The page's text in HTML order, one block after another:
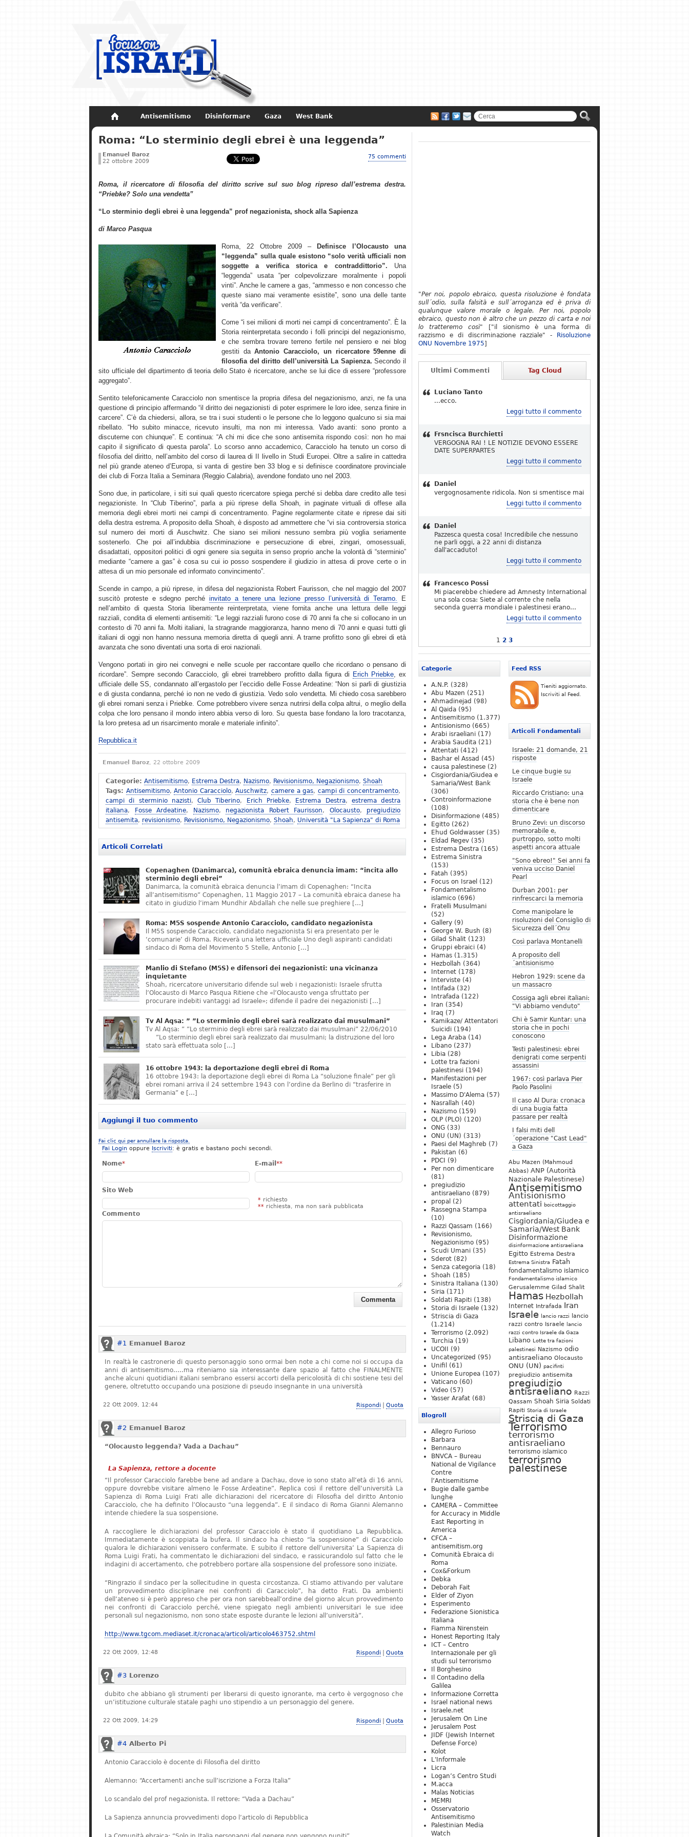
Antisemitismo Disinformare Gaza West Bank
Non dimenticare Storia di Israele
Roma: “Lo sterminio degli ebrei è una leggenda”
Emanuel Baroz
22 ottobre 2009
75 commenti
Roma, il ricercatore di filosofia del diritto scrive sul suo blog ripreso dall’estrema destra.
“Priebke? Solo una vendetta”
“Lo sterminio degli ebrei è una leggenda” prof negazionista, shock alla Sapienza
di Marco Pasqua
Roma, 22 Ottobre 2009 –
Definisce l’Olocausto una
“leggenda” sulla quale esistono “solo verità ufficiali non
soggette a verifica storica e contraddittorio”. Una
“leggenda” usata “per colpevolizzare moralmente i popoli
vinti”. Anche le camere a gas, “ammesso e non concesso che
queste siano mai veramente esistite”, sono una delle tante
verità “da verificare”.
Come “i sei milioni di morti nei campi di concentramento”. È la
Storia reinterpretata secondo i folli principi del negazionismo,
e che sembra trovare terreno fertile nel pensiero e nei blog
gestiti daAntonio Caracciolo, un ricercatore 59enne di
filosofia del diritto dell’università La Sapienza. Secondo il
sito ufficiale del dipartimento di teoria dello Stato è ricercatore, anche se lui dice di essere “professore
aggregato”.
Sentito telefonicamente Caracciolo non smentisce la propria difesa del negazionismo, anzi, ne fa una
questione di principio affermando “il diritto dei negazionisti di poter esprimere le loro idee, senza finire in
carcere”. C’è da chiedersi, allora, se tra i suoi studenti o le persone che lo leggono qualcuno si sia mai
ribellato. “Ho subito minacce, ricevuto insulti, ma non mi interessa. Vado avanti: sono pronto a
discuterne con chiunque”. E continua: “A chi mi dice che sono antisemita rispondo così: non ho mai
capito il significato di questa parola”. Lo scorso anno accademico, Caracciolo ha tenuto un corso di
filosofia del diritto, nell’ambito del corso di laurea di II livello in Studi Europei. Oltre a salire in cattedra
nel più grande ateneo d’Europa, si vanta di gestire ben 33 blog e si definisce coordinatore provinciale
dei club di Forza Italia a Seminara (Reggio Calabria), avendone fondato uno nel 2003.
Sono due, in particolare, i siti sui quali questo ricercatore spiega perché si debba dare credito alle tesi
negazioniste. In “Club Tiberino”, parla a più riprese della Shoah, in paginate virtuali di offese alla
memoria degli ebrei morti nei campi di concentramento. Pagine regolarmente citate e riprese dai siti
della destra estrema. A proposito della Shoah, è disposto ad ammettere che “vi sia controversia storica
sul numero dei morti di Auschwitz. Che siano sei milioni nessuno sembra più voglia seriamente
sostenerlo. Che poi all’indubbia discriminazione e persecuzione di ebrei, zingari, omosessuali,
disadattati, oppositori politici di ogni genere sia seguita in senso proprio anche la volontà di “sterminio”
mediante “camere a gas” è cosa su cui io posso sospendere il giudizio in attesa di prove certe o in
attesa di un mio personale ed informato convincimento”.
Scende in campo, a più riprese, in difesa del negazionista Robert Faurisson, che nel maggio del 2007
suscitò proteste e sdegno perché invitato a tenere una lezione presso l’università di Teramo. E
nell’ambito di questa Storia liberamente reinterpretata, viene fornita anche una lettura delle leggi
razziali, condita di elementi antisemiti: “Le leggi razziali furono cose di 70 anni fa che si collocano in un
contesto di 70 anni fa. Molti italiani, la stragrande maggioranza, hanno meno di 70 anni e quasi tutti gli
italiani di oggi non hanno nessuna memoria diretta di quegli anni. A trarne profitto sono gli ebrei di età
avanzata che sono diventati una sorta di eroi nazionali.
Vengono portati in giro nei convegni e nelle scuole per raccontare quello che ricordano o pensano di
ricordare”. Sempre secondo Caracciolo, gli ebrei trarrebbero profitto dalla figura di Erich Priebke, ex
ufficiale delle SS, condannato all’ergastolo per l’eccidio delle Fosse Ardeatine: “Non si parli di giustizia
e di giusta condanna, perché io non ne vedo di giustizia. Vedo solo vendetta. Mi chiedo cosa sarebbero
gli ebrei romani senza i Priebke. Come potrebbero vivere senza nutrirsi della colpa altrui, o meglio della
colpa che loro pensano il mondo intero abbia verso di loro. Su questa base fondano la loro tracotanza,
la loro pretesa ad un risarcimento morale e materiale infinito”.
Repubblica.it
Emanuel Baroz, 22 ottobre 2009
Categorie: Antisemitismo, Estrema Destra, Nazismo, Revisionismo, Negazionismo, Shoah
Tags: Antisemitismo,Antonio Caracciolo,Auschwitz,camere a gas, campi di concentramento,
campi di sterminio nazisti,Club Tiberino, Erich Priebke, Estrema Destra, estrema destra
italiana, Fosse Ardeatine, Nazismo, negazionista Robert Faurisson, Olocausto, pregiudizio
antisemita, revisionismo, Revisionismo, Negazionismo, Shoah, Università "La Sapienza" di Roma
Articoli Correlati
Copenaghen (Danimarca), comunità ebraica denuncia imam: “incita allo
sterminio degli ebrei”
Danimarca, la comunità ebraica denuncia l’imam di Copenaghen: “Incita
all’antisemitismo” Copenaghen, 11 Maggio 2017 – La comunità ebraica danese ha
citato in giudizio l’imam Mundhir Abdallah che nelle sue preghiere […]
Roma: M5S sospende Antonio Caracciolo, candidato negazionista
Il M5S sospende Caracciolo, candidato negazionista Si era presentato per le
‘comunarie’ di Roma. Riceverà una lettera ufficiale Uno degli aspiranti candidati
sindaco di Roma del Movimento 5 Stelle, Antonio […]
Manlio di Stefano (M5S) e difensori dei negazionisti: una vicinanza
inquietante
Shoah, ricercatore universitario difende sul web i negazionisti: Israele sfrutta
l’Olocausto di Marco Pasqua Ritiene che «l’Olocausto venga sfruttato per
procurare indebiti vantaggi ad Israele»; difende il padre dei negazionisti […]
Tv Al Aqsa: ” ”Lo sterminio degli ebrei sarà realizzato dai musulmani”
Tv Al Aqsa: ” ”Lo sterminio degli ebrei sarà realizzato dai musulmani” 22/06/2010
”Lo sterminio degli ebrei sarà realizzato dai musulmani; la distruzione del loro
stato sarà effettuata solo […]
16 ottobre 1943: la deportazione degli ebrei di Roma
16 ottobre 1943: la deportazione degli ebrei di Roma La “soluzione finale” per gli
ebrei romani arriva il 24 settembre 1943 con l’ordine da Berlino di “trasferire in
Germania” e […]
Aggiungi il tuo commento
Fai clic qui per annullare la risposta.
Fai Login oppure Iscriviti: è gratis e bastano pochi secondi.
Nome* E-mail **
Sito Web
* richiesto
** richiesta, ma non sarà pubblicata
Commento
#1 Emanuel Baroz
In realtà le castronerie di questo personaggio sono ormai ben note a chi come noi si occupa da
anni di antisemitismo…..ma riteniamo sia interessante dare spazio al fatto che FINALMENTE
anche alcuni quotidiani italiani sembrano essersi accorti della pericolosità di chi sostiene tesi del
genere, oltretutto occupando una posizione di pseudo insegnante in una università
22 Ott 2009, 12:44 Rispondi Quota
#2 Emanuel Baroz
“Olocausto leggenda? Vada a Dachau”
La Sapienza, rettore a docente
“Il professor Caracciolo farebbe bene ad andare a Dachau, dove io sono stato all’età di 16 anni,
oppure dovrebbe visitare almeno le Fosse Ardeatine”. Replica così il rettore dell’università La
Sapienza di Roma Luigi Frati alle dichiarazioni del ricercatore di Filosofia del diritto Antonio
Caracciolo, che ha definito l’Olocausto “una leggenda”. E il sindaco di Roma Gianni Alemanno
intende chiedere la sua sospensione.
A raccogliere le dichiarazioni del professor Caracciolo è stato il quotidiano La Repubblica.
Immediatamente è scoppiata la bufera. Il sindaco ha chiesto “la sospensione” di Caracciolo
qualora le dichiarazioni venissero confermate. E subito il rettore dell’universita’ La Sapienza di
Roma Luigi Frati, ha commentato le dichiarazioni del sindaco, e rassicurandolo sul fatto che le
indagini di accertamento, che potrebbero portare alla sospensione del professore sono iniziate.
“Ringrazio il sindaco per la sollecitudine in questa circostanza. Ci stiamo attivando per valutare
un provvedimento disciplinare nei confronti di Caracciolo”, ha detto Frati. Da ambienti
dell’ateneo si è però appreso che per ora non sarebbeall’ordine del giorno alcun provvedimento
nei confronti di Caracciolo perché, viene spiegato negli ambienti universitari le sue idee
personali sul negazionismo, non sono state esposte durante le lezioni all’università”.
http://www.tgcom.mediaset.it/cronaca/articoli/articolo463752.shtml
22 Ott 2009, 12:48 Rispondi Quota
#3 Lorenzo
dubito che abbiano gli strumenti per liberarsi di questo ignorante, ma certo è vergognoso che
un’istituzione culturale statale paghi uno stipendio a un personaggio del genere.
22 Ott 2009, 14:29 Rispondi Quota
#4 Alberto Pi
Antonio Caracciolo è docente di Filosofia del diritto
Alemanno: “Accertamenti anche sull’iscrizione a Forza Italia”
Lo scandalo del prof negazionista. Il rettore: “Vada a Dachau”
La Sapienza annuncia provvedimenti dopo l’articolo di Repubblica
"Per noi, popolo ebraico, questa risoluzione è fondata
sull´odio, sulla falsità e sull´arroganza ed è priva di
qualunque valore morale o legale. Per noi, popolo
ebraico, questo non è altro che un pezzo di carta e noi
lo tratteremo così" ["il sionismo è una forma di
razzismo e di discriminazione razziale" -
Risoluzione
ONU Novembre 1975]
Ultimi Commenti Tag Cloud
Luciano Tanto
...ecco.
Leggi tutto il commento
Frsncisca Burchietti
VERGOGNA RAI ! LE NOTIZIE DEVONO ESSERE
DATE SUPERPARTES
Leggi tutto il commento
Daniel
vergognosamente ridicola. Non si smentisce mai
Leggi tutto il commento
Daniel
Pazzesca questa cosa! Incredibile che nessuno
ne parli oggi, a 22 anni di distanza
dall'accaduto!
Leggi tutto il commento
Francesco Possi
Mi piacerebbe chiedere ad Amnesty International
una sola cosa: Siete al corrente che nella
seconda guerra mondiale i palestinesi erano…
Leggi tutto il commento
1 2 3
Feed RSS
Tieniti aggiornato.
Iscriviti al Feed.
Articoli Fondamentali
Israele: 21 domande, 21
risposte
Le cinque bugie su
Israele
Riccardo Cristiano: una
storia che è bene non
dimenticare
Bruno Zevi: un discorso
memorabile e,
purtroppo, sotto molti
aspetti ancora attuale
"Sono ebreo!" Sei anni fa
veniva ucciso Daniel
Pearl
Durban 2001: per
rinfrescarci la memoria
Come manipolare le
risoluzioni del Consiglio di
Sicurezza dell´Onu
Così parlava Montanelli
A proposito dell
´antisionismo
Hebron 1929: scene da
un massacro
Cossiga agli ebrei italiani:
"Vi abbiamo venduto"
Chi è Samir Kuntar: una
storia che in pochi
conoscono
Testi palestinesi: ebrei
denigrati come serpenti
assassini
1967: così parlava Pier
Paolo Pasolini
Il caso Al Dura: cronaca
di una bugia fatta
passare per realtà
I falsi miti dell
´operazione "Cast Lead"
a Gaza
Abu Mazen (Mahmoud
Abbas) ANP (Autorità
Nazionale Palestinese)
Antisemitismo
Antisionismo
attentati boicottaggio
antisraeliano
Cisgiordania/Giudea e
Samaria/West Bank
Disinformazione
disinformazione antisraeliana
Egitto Estrema Destra
Estrema Sinistra Fatah
fondamentalismo islamico
Fondamentalismo islamico
Gerusalemme Gilad Shalit
Hamas Hezbollah
Internet Intrafada Iran
Israele lancio razzi
lancio
razzi contro Israele lancio
razzi contro Israele da Gaza
Libano Lotte tra fazioni
palestinesi Nazismo odio
antisraeliano Olocausto
ONU (UN) pacifinti
pregiudizio antisemita
pregiudizio
antisraeliano Razzi
Qassam Shoah Siria Soldati
Rapiti Storia di Israele
Striscia di Gaza
Terrorismo
terrorismo
antisraeliano
terrorismo islamico
terrorismo
palestinese
Categorie
A.N.P. (328)
Abu Mazen (251)
Ahmadinejad (98)
Al Qaida (95)
Antisemitismo (1.377)
Antisionismo (665)
Arabi israeliani (17)
Arabia Saudita (21)
Attentati (412)
Bashar el Assad (45)
causa palestinese (2)
Cisgiordania/Giudea e
Samaria/West Bank
(306)
Controinformazione
(108)
Disinformazione (485)
Egitto (262)
Ehud Goldwasser (35)
Eldad Regev (35)
Estrema Destra (165)
Estrema Sinistra
(153)
Fatah (395)
Focus on Israel (12)
Fondamentalismo
islamico (696)
Fratelli Musulmani
(52)
Gallery (9)
George W. Bush (8)
Gilad Shalit (123)
Gruppi ebraici (4)
Hamas (1.315)
Hezbollah (364)
Internet (178)
Interviste (4)
Intifada (32)
Intrafada (122)
Iran (354)
Iraq (7)
Kamikaze/ Attentatori
Suicidi (194)
Lega Araba (14)
Libano (237)
Libia (28)
Lotte tra fazioni
palestinesi (194)
Manifestazioni per
Israele (5)
Massimo D'Alema (57)
Nasrallah (40)
Nazismo (159)
OLP (PLO) (120)
ONG (33)
ONU (UN) (313)
Paesi del Maghreb (7)
Pakistan (6)
PDCI
(9)
Per non dimenticare
(81)
pregiudizio
antisraeliano (879)
propal (2)
Rassegna Stampa
(10)
Razzi Qassam (166)
Revisionismo,
Negazionismo (95)
Scudi Umani (35)
Sderot (82)
Senza categoria (18)
Shoah (185)
Sinistra Italiana (130)
Siria (171)
Soldati Rapiti (138)
Storia di Israele (132)
Striscia di Gaza
(1.214)
Terrorismo (2.092)
Turchia (19)
UCOII
(9)
Uncategorized (95)
Unifil
(61)
Unione Europea (107)
Vaticano (60)
Video (57)
Yasser Arafat (68)
Blogroll
Allegro Furioso
Barbara
Bennauro
BNVCA – Bureau
National de Vigilance
Contre
l’Antisemitisme
Bugie dalle gambe
lunghe
CAMERA – Committee
for Accuracy in Middle
East Reporting in
America
CFCA –
antisemitism.org
Comunità Ebraica di
Roma
Cox&Forkum
Debka
Deborah Fait
Elder of Ziyon
Esperimento
Federazione Sionistica
Italiana
Fiamma Nirenstein
Honest Reporting Italy
ICT – Centro
Internazionale per gli
studi sul terrorismo
Il Borghesino
Il Contadino della
Galilea
Informazione Corretta
Israel national news
Israele.net
Jerusalem On Line
Jerusalem Post
JIDF (Jewish Internet
Defense Force)
Kolot
L'Informale
Licra
Logan’s Centro Studi
M.acca
Malas Noticias
MEMRI
Osservatorio
Antisemitismo
Palestinian Media
Watch